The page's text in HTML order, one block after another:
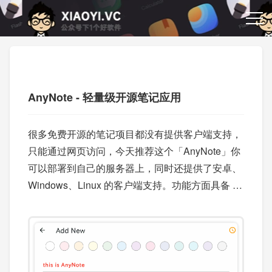
AnyNote - 轻量级开源笔记应用
很多免费开源的笔记项目都没有提供客户端支持，
只能通过网页访问，今天推荐这个「AnyNote」你
可以部署到自己的服务器上，同时还提供了安卓、
Windows、Linux 的客户端支持。功能方面具备 M